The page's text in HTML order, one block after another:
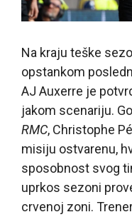
Na kraju teške
opstankom
AJ Auxerre je
jakom scenariju.
RMC, Christophe
misiju ostvarenu,
sposobnost svog
uprkos sezoni
crvenoj zoni.